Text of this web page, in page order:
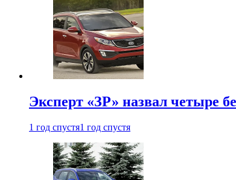
Эксперт «ЗР» назвал четыре
1 год спустя1 год спустя